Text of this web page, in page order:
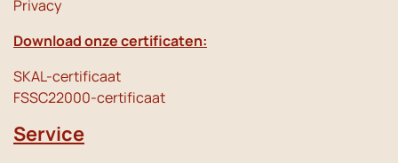
Privacy
Download onze certificaten:
SKAL-certificaat
FSSC22000-certificaat
Service